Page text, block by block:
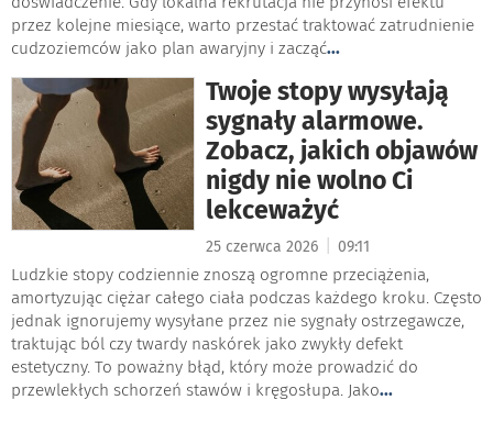
przez kolejne miesiące, warto przestać traktować zatrudnienie
cudzoziemców jako plan awaryjny i zacząć...
Twoje stopy wysyłają
sygnały alarmowe.
Zobacz, jakich objawów
nigdy nie wolno Ci
lekceważyć
25 czerwca 2026 09:11
Ludzkie stopy codziennie znoszą ogromne przeciążenia,
amortyzując ciężar całego ciała podczas każdego kroku. Często
jednak ignorujemy wysyłane przez nie sygnały ostrzegawcze,
traktując ból czy twardy naskórek jako zwykły defekt
estetyczny. To poważny błąd, który może prowadzić do
przewlekłych schorzeń stawów i kręgosłupa. Jako...